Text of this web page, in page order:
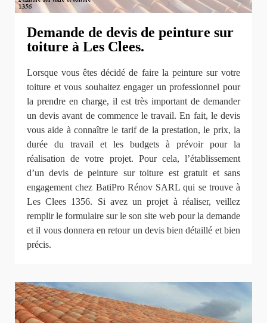
Demande de devis de peinture sur
toiture à Les Clees.
Lorsque vous êtes décidé de faire la peinture sur votre
toiture et vous souhaitez engager un professionnel pour
la prendre en charge, il est très important de demander
un devis avant de commence le travail. En fait, le devis
vous aide à connaître le tarif de la prestation, le prix, la
durée du travail et les budgets à prévoir pour la
réalisation de votre projet. Pour cela, l’établissement
d’un devis de peinture sur toiture est gratuit et sans
engagement chez BatiPro Rénov SARL qui se trouve à
Les Clees 1356. Si avez un projet à réaliser, veillez
remplir le formulaire sur le son site web pour la demande
et il vous donnera en retour un devis bien détaillé et bien
précis.